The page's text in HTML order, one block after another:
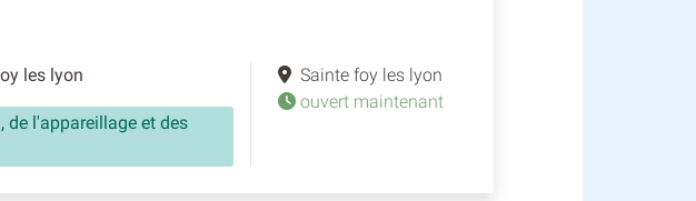
les lyon
de l'appareillage et des
Sainte foy les lyon
ouvert maintenant